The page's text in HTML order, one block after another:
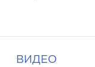
ВИДЕО